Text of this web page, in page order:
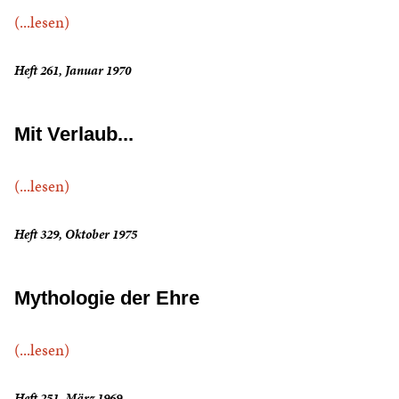
(...lesen)
Heft 261, Januar 1970
Mit Verlaub...
(...lesen)
Heft 329, Oktober 1975
Mythologie der Ehre
(...lesen)